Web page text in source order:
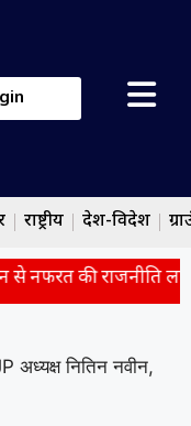
राष्ट्रीय देश-विदेश
की राजनीति ला रहे’
अध्यक्ष नितिन नवीन,